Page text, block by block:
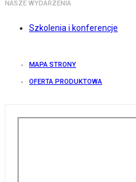
NASZE WYDARZENIA
Szkolenia i konferencje
MAPA STRONY
OFERTA PRODUKTOWA